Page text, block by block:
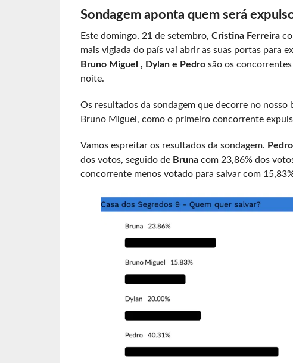
Sondagem aponta quem será
Este domingo, 21 de setembro, Cristina Ferreira
mais vigiada do país vai abrir as suas portas para
Bruno Miguel , Dylan e Pedrosão os concorrentes
noite.
Os resultados da sondagem que decorre no
Bruno Miguel, como o primeiro concorrente
Vamos espreitar os resultados da sondagem. Pedro
dos votos, seguido de Bruna com 23,86% dos
concorrente menos votado para salvar com